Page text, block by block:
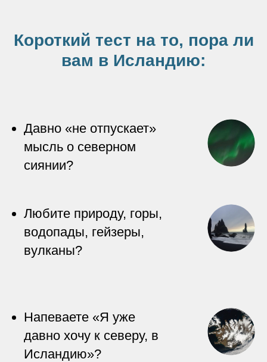
Короткий тест на то, пора ли
вам в Исландию:
Давно «не отпускает»
мысль о северном
сиянии?
Любите природу, горы,
водопады, гейзеры,
вулканы?
Напеваете «Я уже
давно хочу к северу, в
Исландию»?